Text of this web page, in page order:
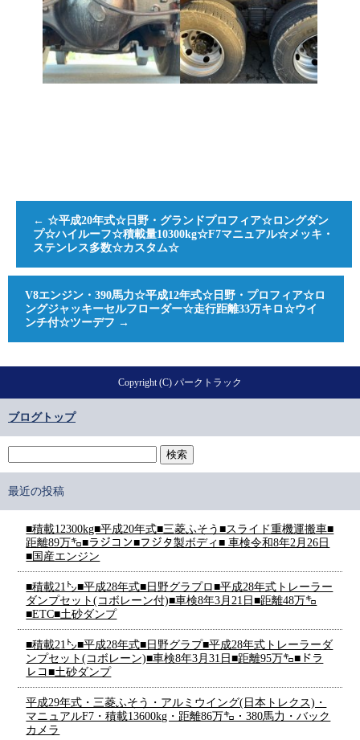
← ☆平成20年式☆日野・グランドプロフィア☆ロングダン
プ☆ハイルーフ☆積載量10300kg☆F7マニュアル☆メッキ・
ステンレス多数☆カスタム☆
V8エンジン・390馬力☆平成12年式☆日野・プロフィア☆ロ
ングジャッキーセルフローダー☆走行距離33万キロ☆ウイ
ンチ付☆ツーデフ →
Copyright (C) パークトラック
ブログトップ
最近の投稿
■積載12300kg■平成20年式■三菱ふそう■スライド重機運搬車■
距離89万㌔■ラジコン■フジタ製ボディ■ 車検令和8年2月26日
■国産エンジン
■積載21㌧■平成28年式■日野グラプロ■平成28年式トレーラー
ダンプセット(コボレーン付)■車検8年3月21日■距離48万㌔
■ETC■土砂ダンプ
■積載21㌧■平成28年式■日野グラプ■平成28年式トレーラーダ
ンプセット(コボレーン)■車検8年3月31日■距離95万㌔■ドラ
レコ■土砂ダンプ
平成29年式・三菱ふそう・アルミウイング(日本トレクス)・
マニュアルF7・積載13600kg・距離86万㌔・380馬力・バック
カメラ